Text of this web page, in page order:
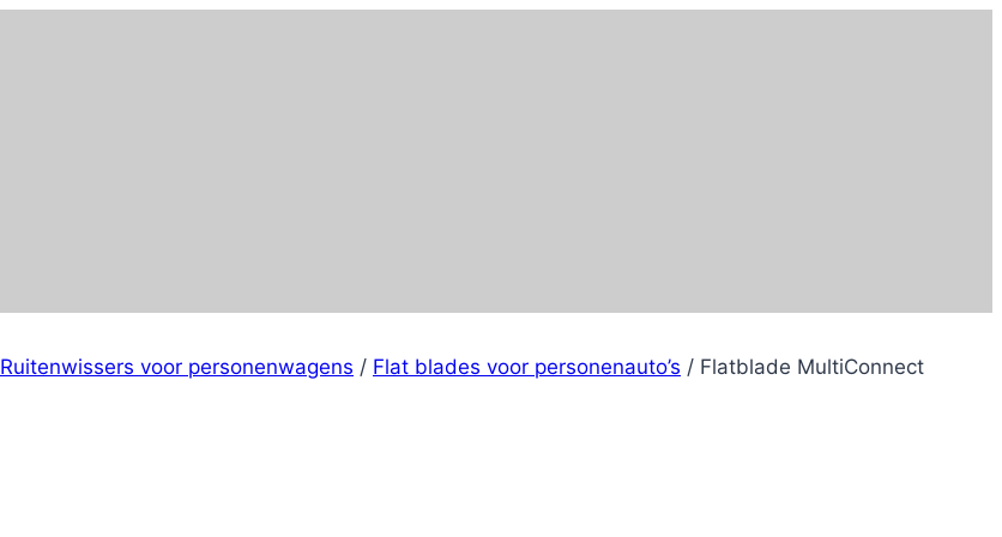
Ruitenwissers voor personenwagens / Flat blades voor personenauto’s / Flatblade MultiConnect